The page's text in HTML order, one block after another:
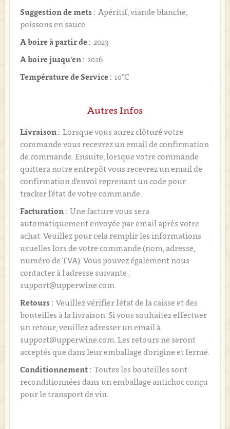
Suggestion de mets : Apéritif, viande blanche,
poissons en sauce
A boire à partir de : 2023
A boire jusqu'en : 2026
Température de Service : 10°C
Autres Infos
Livraison : Lorsque vous aurez clôturé votre
commande vous recevrez un email de confirmation
de commande. Ensuite, lorsque votre commande
quittera notre entrepôt vous recevrez un email de
confirmation d’envoi reprenant un code pour
tracker l’état de votre commande.
Facturation : Une facture vous sera
automatiquement envoyée par email après votre
achat. Veuillez pour cela remplir les informations
usuelles lors de votre commande (nom, adresse,
numéro de TVA). Vous pouvez également nous
contacter à l'adresse suivante :
support@upperwine.com.
Retours : Veuillez vérifier l'état de la caisse et des
bouteilles à la livraison. Si vous souhaitez effectuer
un retour, veuillez adresser un email à
support@upperwine.com. Les retours ne seront
acceptés que dans leur emballage d'origine et fermé.
Conditionnement : Toutes les bouteilles sont
reconditionnées dans un emballage antichoc conçu
pour le transport de vin.